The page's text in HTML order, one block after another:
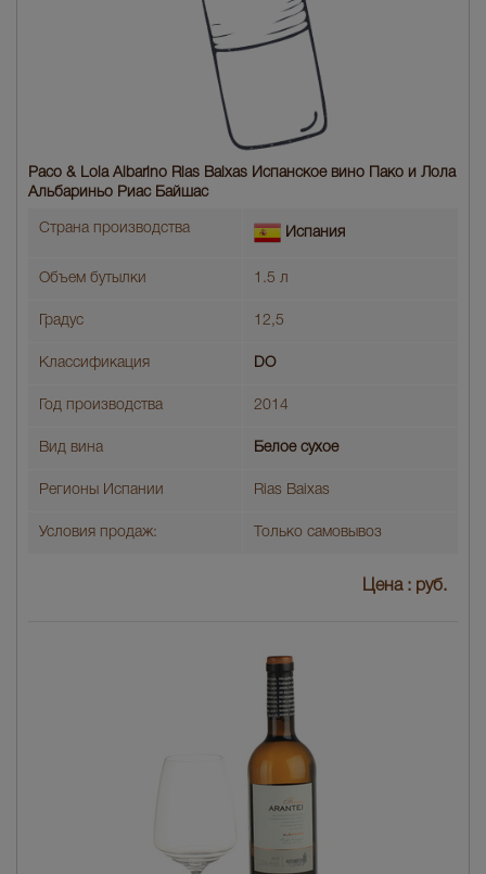
Paco & Lola Albarino Rias Baixas Испанское вино Пако и Лола
Альбариньо Риас Байшас
Страна производства Испания
Объем бутылки 1.5 л
Градус 12,5
Классификация DO
Год производства 2014
Вид вина Белое сухое
Регионы Испании Rias Baixas
Условия продаж: Только самовывоз
Цена : руб.